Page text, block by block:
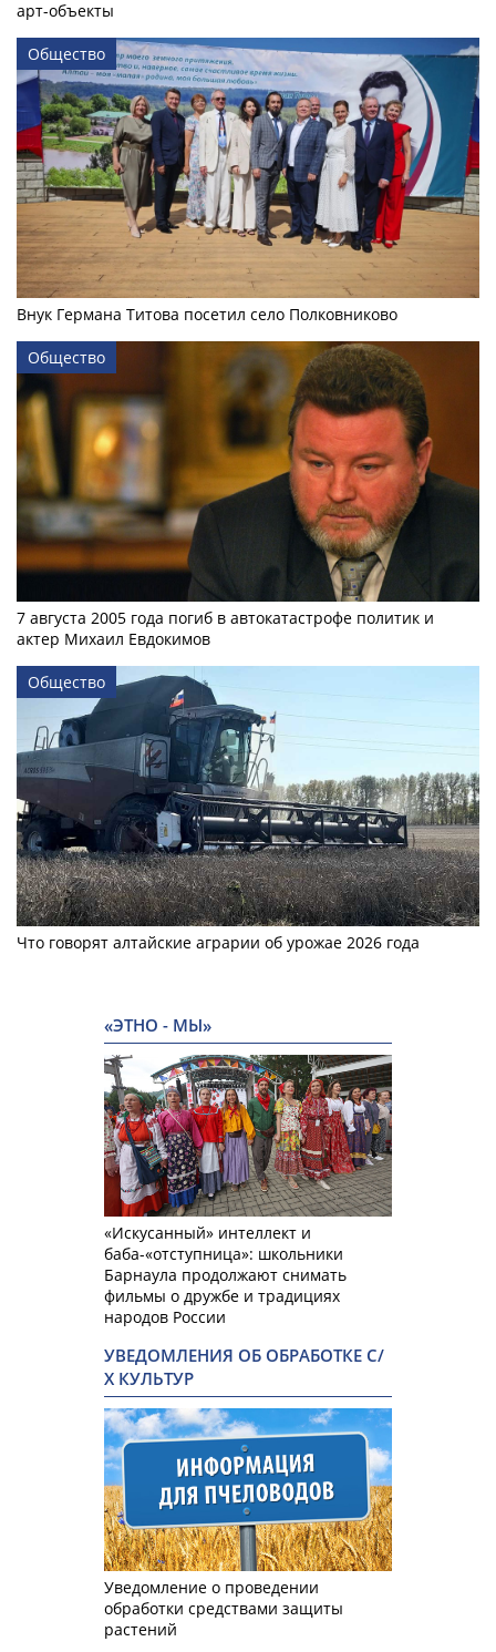
арт-объекты
Общество
Внук Германа Титова посетил село Полковниково
Общество
7 августа 2005 года погиб в автокатастрофе политик и
актер Михаил Евдокимов
Общество
Что говорят алтайские аграрии об урожае 2026 года
«ЭТНО - МЫ»
«Искусанный» интеллект и
баба-«отступница»: школьники
Барнаула продолжают снимать
фильмы о дружбе и традициях
народов России
УВЕДОМЛЕНИЯ ОБ ОБРАБОТКЕ С/
Х КУЛЬТУР
Уведомление о проведении
обработки средствами защиты
растений